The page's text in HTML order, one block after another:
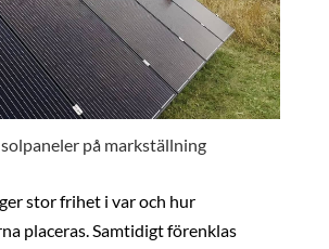
på markställning
stor frihet i var och hur
placeras. Samtidigt förenklas